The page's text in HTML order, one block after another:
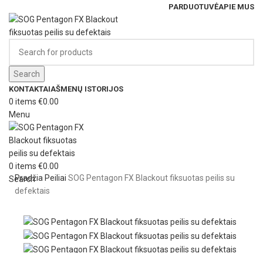
PARDUOTUVĖAPIE MUS
Search
KONTAKTAIAŠMENŲ ISTORIJOS
0 items €0.00
Menu
0 items €0.00
Search
Pradžia Peiliai SOG Pentagon FX Blackout fiksuotas peilis su
defektais